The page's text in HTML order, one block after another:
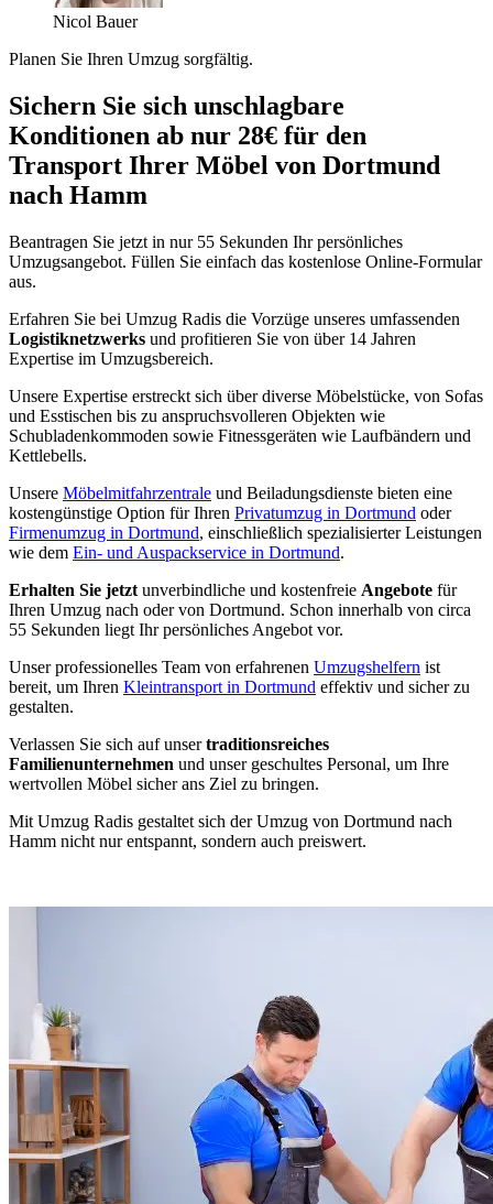
Nicol Bauer
Planen Sie Ihren Umzug sorgfältig.
Sichern Sie sich unschlagbare
Konditionen ab nur 28€ für den
Transport Ihrer Möbel von Dortmund
nach Hamm
Beantragen Sie jetzt in nur 55 Sekunden Ihr persönliches
Umzugsangebot. Füllen Sie einfach das kostenlose Online-Formular
aus.
Erfahren Sie bei Umzug Radis die Vorzüge unseres umfassenden
Logistiknetzwerks und profitieren Sie von über 14 Jahren
Expertise im Umzugsbereich.
Unsere Expertise erstreckt sich über diverse Möbelstücke, von Sofas
und Esstischen bis zu anspruchsvolleren Objekten wie
Schubladenkommoden sowie Fitnessgeräten wie Laufbändern und
Kettlebells.
Unsere Möbelmitfahrzentrale und Beiladungsdienste bieten eine
kostengünstige Option für Ihren Privatumzug in Dortmund oder
Firmenumzug in Dortmund, einschließlich spezialisierter Leistungen
wie dem Ein- und Auspackservice in Dortmund.
Erhalten Sie jetzt unverbindliche und kostenfreie Angebote für
Ihren Umzug nach oder von Dortmund. Schon innerhalb von circa
55 Sekunden liegt Ihr persönliches Angebot vor.
Unser professionelles Team von erfahrenen Umzugshelfern ist
bereit, um Ihren Kleintransport in Dortmund effektiv und sicher zu
gestalten.
Verlassen Sie sich auf unsertraditionsreiches
Familienunternehmen und unser geschultes Personal, um Ihre
wertvollen Möbel sicher ans Ziel zu bringen.
Mit Umzug Radis gestaltet sich der Umzug von Dortmund nach
Hamm nicht nur entspannt, sondern auch preiswert.